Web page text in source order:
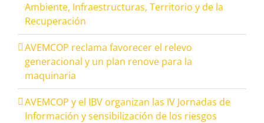
Ambiente, Infraestructuras, Territorio y de la
Recuperación
AVEMCOP reclama favorecer el relevo
generacional y un plan renove para la
maquinaria
AVEMCOP y el IBV organizan las IV Jornadas de
Información y sensibilización de los riesgos